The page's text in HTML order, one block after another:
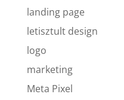
landing page
letisztult design
logo
marketing
Meta Pixel